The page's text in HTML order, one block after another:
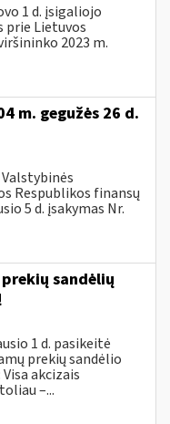
1 d. įsigaliojo
prie Lietuvos
2023 m.
m. gegužės 26 d.
Respublikos finansų
5 d. įsakymas Nr.
sandėlių
1 d. pasikeitė
prekių sandėlio
akcizais
–...